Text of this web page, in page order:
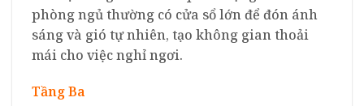
phòng ngủ thường có cửa sổ lớn để đón ánh
sáng và gió tự nhiên, tạo không gian thoải
mái cho việc nghỉ ngơi.
Tầng Ba